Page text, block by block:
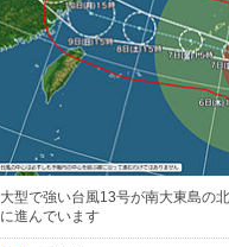
大型で強い台風13号が南大東島の
に進んでいます